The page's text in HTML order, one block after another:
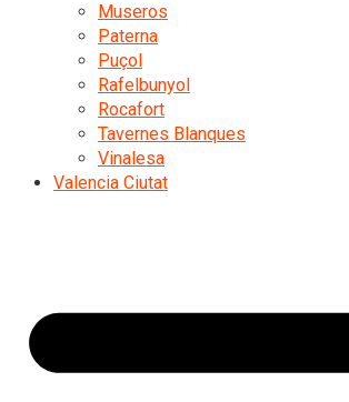
Museros
Paterna
Puçol
Rafelbunyol
Rocafort
Tavernes Blanques
Vinalesa
Valencia Ciutat